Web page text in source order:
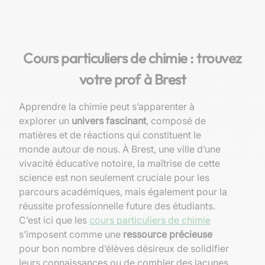
Cours particuliers de chimie : trouvez
votre prof à Brest
Apprendre la chimie peut s’apparenter à
explorer un univers fascinant, composé de
matières et de réactions qui constituent le
monde autour de nous. À Brest, une ville d’une
vivacité éducative notoire, la maîtrise de cette
science est non seulement cruciale pour les
parcours académiques, mais également pour la
réussite professionnelle future des étudiants.
C’est ici que les cours particuliers de chimie
s’imposent comme une ressource précieuse
pour bon nombre d’élèves désireux de solidifier
leurs connaissances ou de combler des lacunes.